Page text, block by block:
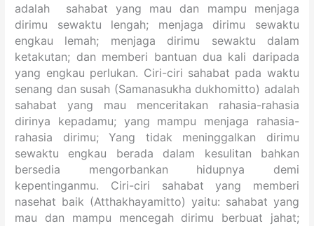
adalah sahabat yang mau dan mampu menjaga
dirimu sewaktu lengah; menjaga dirimu sewaktu
engkau lemah; menjaga dirimu sewaktu dalam
ketakutan; dan memberi bantuan dua kali daripada
yang engkau perlukan. Ciri-ciri sahabat pada waktu
senang dan susah (Samanasukha dukhomitto) adalah
sahabat yang mau menceritakan rahasia-rahasia
dirinya kepadamu; yang mampu menjaga rahasia-
rahasia dirimu; Yang tidak meninggalkan dirimu
sewaktu engkau berada dalam kesulitan bahkan
bersedia mengorbankan hidupnya demi
kepentinganmu. Ciri-ciri sahabat yang memberi
nasehat baik (Atthakhayamitto) yaitu: sahabat yang
mau dan mampu mencegah dirimu berbuat jahat;